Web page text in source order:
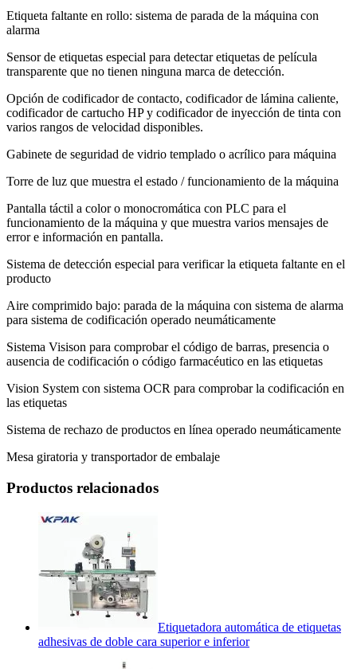
Etiqueta faltante en rollo: sistema de parada de la máquina con
alarma
Sensor de etiquetas especial para detectar etiquetas de película
transparente que no tienen ninguna marca de detección.
Opción de codificador de contacto, codificador de lámina caliente,
codificador de cartucho HP y codificador de inyección de tinta con
varios rangos de velocidad disponibles.
Gabinete de seguridad de vidrio templado o acrílico para máquina
Torre de luz que muestra el estado / funcionamiento de la máquina
Pantalla táctil a color o monocromática con PLC para el
funcionamiento de la máquina y que muestra varios mensajes de
error e información en pantalla.
Sistema de detección especial para verificar la etiqueta faltante en el
producto
Aire comprimido bajo: parada de la máquina con sistema de alarma
para sistema de codificación operado neumáticamente
Sistema Visison para comprobar el código de barras, presencia o
ausencia de codificación o código farmacéutico en las etiquetas
Vision System con sistema OCR para comprobar la codificación en
las etiquetas
Sistema de rechazo de productos en línea operado neumáticamente
Mesa giratoria y transportador de embalaje
Productos relacionados
Etiquetadora automática de etiquetas
adhesivas de doble cara superior e inferior